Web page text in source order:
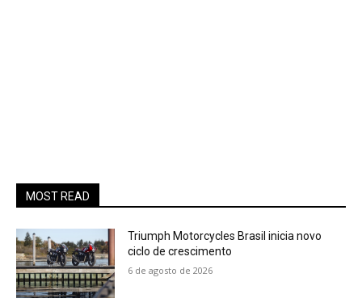
MOST READ
Triumph Motorcycles Brasil inicia novo
ciclo de crescimento
6 de agosto de 2026